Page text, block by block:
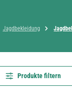
Jagdbekleidung
Produkte filtern